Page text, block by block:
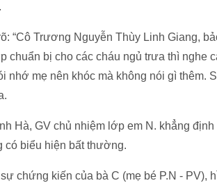
“Cô Trương Nguyễn Thùy Linh Giang,
chuẩn bị cho các cháu ngủ trưa thì nghe
nhớ mẹ nên khóc mà không nói gì thêm.
Hà, GV chủ nhiệm lớp em N. khẳng
có biểu hiện bất thường.
chứng kiến của bà C (mẹ bé P.N - PV),